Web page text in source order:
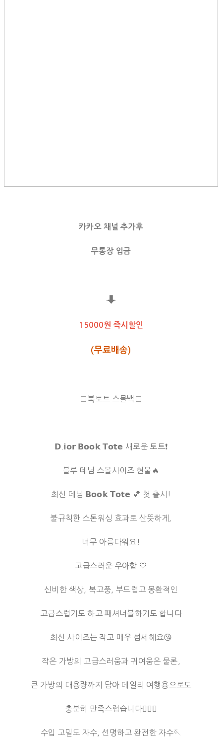
카카오 채널 추가후
무통장 입금
⬇
15000원 즉시할인
(무료배송)
□북토트 스몰백□
𝗗.𝗶𝗼𝗿 𝗕𝗼𝗼𝗸 𝗧𝗼𝘁𝗲 새로운 토트❗
블루 데님 스몰사이즈 현물🔥
최신 데님 𝗕𝗼𝗼𝗸 𝗧𝗼𝘁𝗲 💕 첫 출시!
불규칙한 스톤워싱 효과로 산뜻하게,
너무 아름다워요!
고급스러운 우아함 🤍
신비한 색상, 복고풍, 부드럽고 몽환적인
고급스럽기도 하고 패셔너블하기도 합니다
최신 사이즈는 작고 매우 섬세해요😘
작은 가방의 고급스러움과 귀여움은 물론,
큰 가방의 대용량까지 담아 데일리 여행용으로도
충분히 만족스럽습니다🙋🏻‍♀️
수입 고밀도 자수, 선명하고 완전한 자수🪡